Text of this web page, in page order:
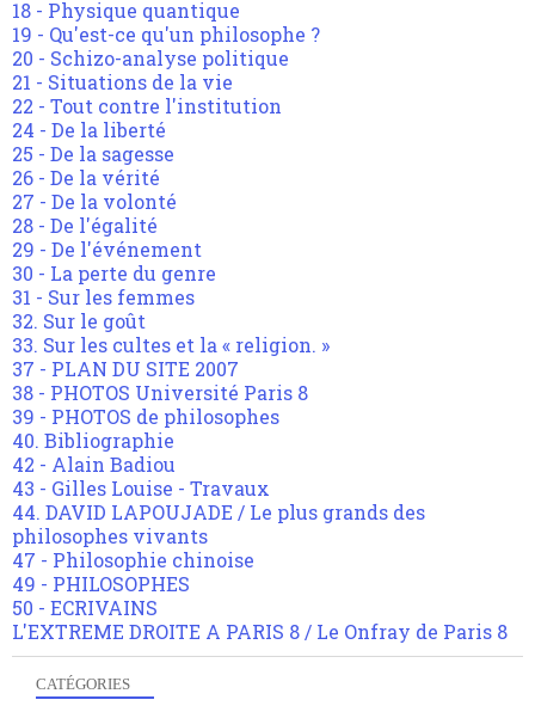
18 - Physique quantique
19 - Qu'est-ce qu'un philosophe ?
20 - Schizo-analyse politique
21 - Situations de la vie
22 - Tout contre l'institution
24 - De la liberté
25 - De la sagesse
26 - De la vérité
27 - De la volonté
28 - De l'égalité
29 - De l'événement
30 - La perte du genre
31 - Sur les femmes
32. Sur le goût
33. Sur les cultes et la « religion. »
37 - PLAN DU SITE 2007
38 - PHOTOS Université Paris 8
39 - PHOTOS de philosophes
40. Bibliographie
42 - Alain Badiou
43 - Gilles Louise - Travaux
44. DAVID LAPOUJADE / Le plus grands des
philosophes vivants
47 - Philosophie chinoise
49 - PHILOSOPHES
50 - ECRIVAINS
L'EXTREME DROITE A PARIS 8 / Le Onfray de Paris 8
CATÉGORIES